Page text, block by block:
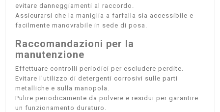
evitare danneggiamenti al raccordo.
Assicurarsi che la maniglia a farfalla sia accessibile e
facilmente manovrabile in sede di posa.
Raccomandazioni per la
manutenzione
Effettuare controlli periodici per escludere perdite.
Evitare l'utilizzo di detergenti corrosivi sulle parti
metalliche e sulla manopola.
Pulire periodicamente da polvere e residui per garantire
un funzionamento duraturo.